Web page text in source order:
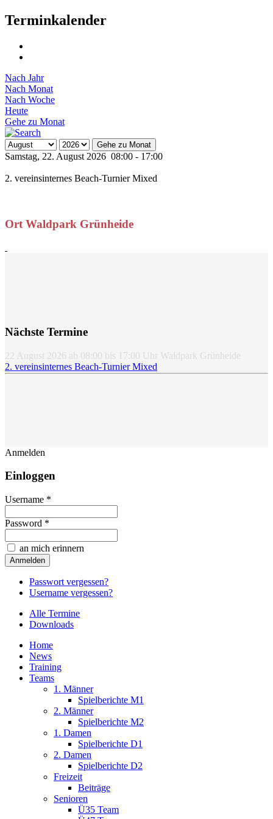
Terminkalender
Nach Jahr
Nach Monat
Nach Woche
Heute
Gehe zu Monat
Gehe zu Monat
Samstag, 22. August 2026 08:00 - 17:00
2. vereinsinternes Beach-Turnier Mixed
Ort Waldpark Grünheide
Nächste Termine
22 August 2026 ab 08:00 bis 17:00 Uhr Waldpark Grünheide
2. vereinsinternes Beach-Turnier Mixed
Anmelden
Einloggen
Username *
Password *
an mich erinnern
Passwort vergessen?
Username vergessen?
Alle Termine
Downloads
Home
News
Training
Teams
1. Männer
Spielberichte M1
2. Männer
Spielberichte M2
1. Damen
Spielberichte D1
2. Damen
Spielberichte D2
Freizeit
Beiträge
Senioren
Ü35 Team